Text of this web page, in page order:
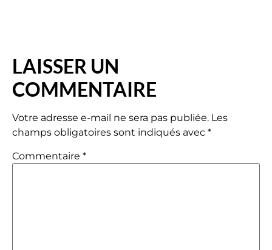
LAISSER UN
COMMENTAIRE
Votre adresse e-mail ne sera pas publiée. Les
champs obligatoires sont indiqués avec *
Commentaire *